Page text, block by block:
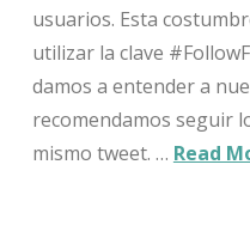
usuarios. Esta
utilizar la clave
damos a entender a
recomendamos seguir
mismo tweet. … Read